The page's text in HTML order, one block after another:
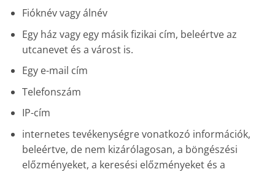
Fióknév vagy álnév
Egy ház vagy egy másik fizikai cím, beleértve az
utcanevet és a várost is.
Egy e-mail cím
Telefonszám
IP-cím
internetes tevékenységre vonatkozó információk,
beleértve, de nem kizárólagosan, a böngészési
előzményeket, a keresési előzményeket és a